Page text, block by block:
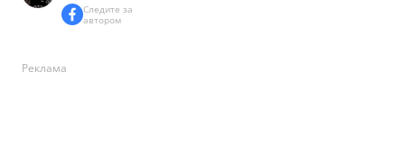
Следите за
автором
Реклама